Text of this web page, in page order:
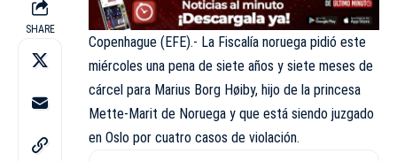
SHARE
Copenhague (EFE).- La Fiscalía noruega pidió este
miércoles una pena de siete años y siete meses de
cárcel para Marius Borg Høiby, hijo de la princesa
Mette-Marit de Noruega y que está siendo juzgado
en Oslo por cuatro casos de violación.